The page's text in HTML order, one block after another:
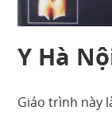
Y Hà
Giáo trình này